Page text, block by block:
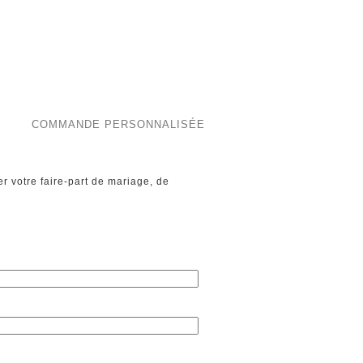
COMMANDE PERSONNALISÉE
votre faire-part de mariage, de